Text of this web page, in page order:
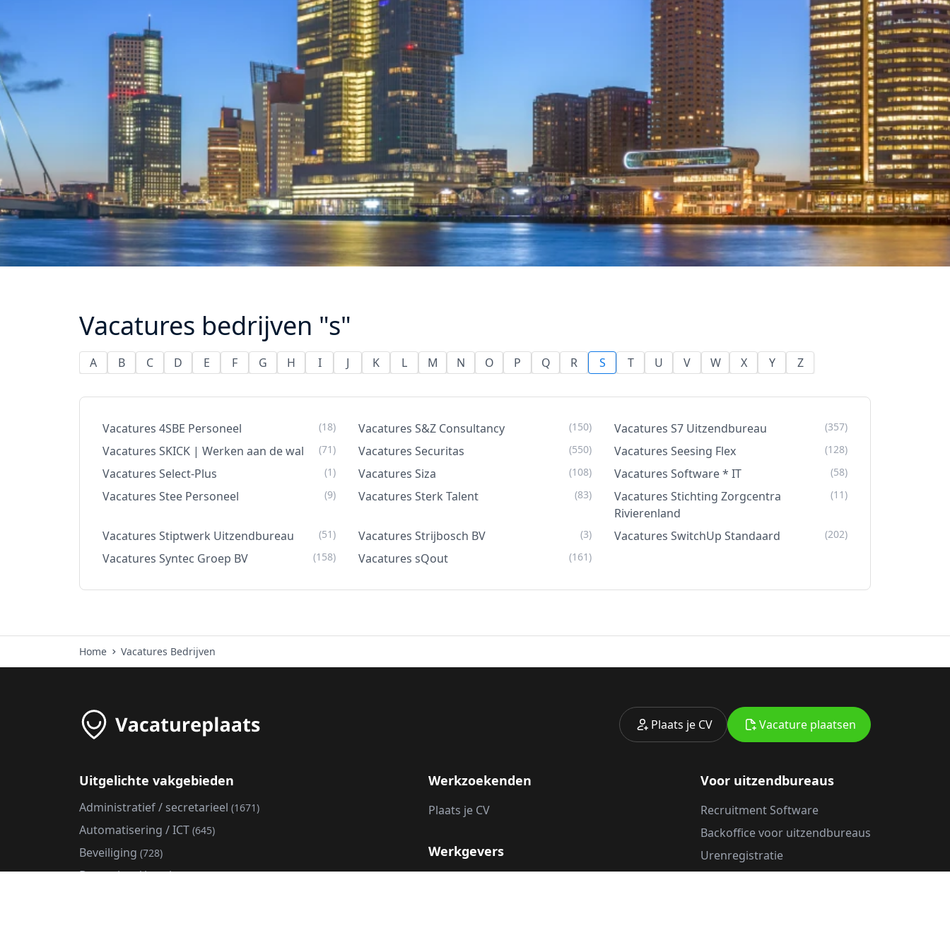
Vacatures bedrijven "s"
A B C D E F G H I J K L M N O P Q R S T U V W X Y Z
Vacatures 4SBE Personeel (18) Vacatures S&Z Consultancy (150) Vacatures S7 Uitzendbureau (357)
Vacatures SKICK | Werken aan de wal (71) Vacatures Securitas (550) Vacatures Seesing Flex (128)
Vacatures Select-Plus (1) Vacatures Siza (108) Vacatures Software * IT (58)
Vacatures Stee Personeel (9) Vacatures Sterk Talent (83)
Vacatures Stichting Zorgcentra
Rivierenland
(11)
Vacatures Stiptwerk Uitzendbureau (51) Vacatures Strijbosch BV (3) Vacatures SwitchUp Standaard (202)
Vacatures Syntec Groep BV (158) Vacatures sQout (161)
Home Vacatures Bedrijven
Plaats je CV Vacature plaatsen
Uitgelichte vakgebieden
Administratief / secretarieel (1671)
Automatisering / ICT (645)
Beveiliging (728)
Bezorging / koerier(8)
Werkzoekenden
Plaats je CV
Werkgevers
Voor uitzendbureaus
Recruitment Software
Backoffice voor uitzendbureaus
Urenregistratie